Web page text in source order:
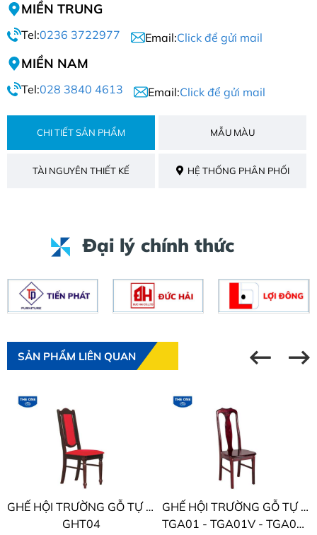
MIỀN TRUNG
Tel:0236 3722977 Email:Click để gửi mail
MIỀN NAM
Tel:028 3840 4613 Email:Click để gửi mail
CHI TIẾT SẢN PHẨM MẪU MÀU
TÀI NGUYÊN THIẾT KẾ HỆ THỐNG PHÂN PHỐI
Đại lý chính thức
SẢN PHẨM LIÊN QUAN
GHẾ HỘI TRƯỜNG GỖ TỰ NHIÊN THE ONE
GHT04
GHẾ HỘI TRƯỜNG GỖ TỰ NHIÊN THE ONE
TGA01 - TGA01V - TGA01N